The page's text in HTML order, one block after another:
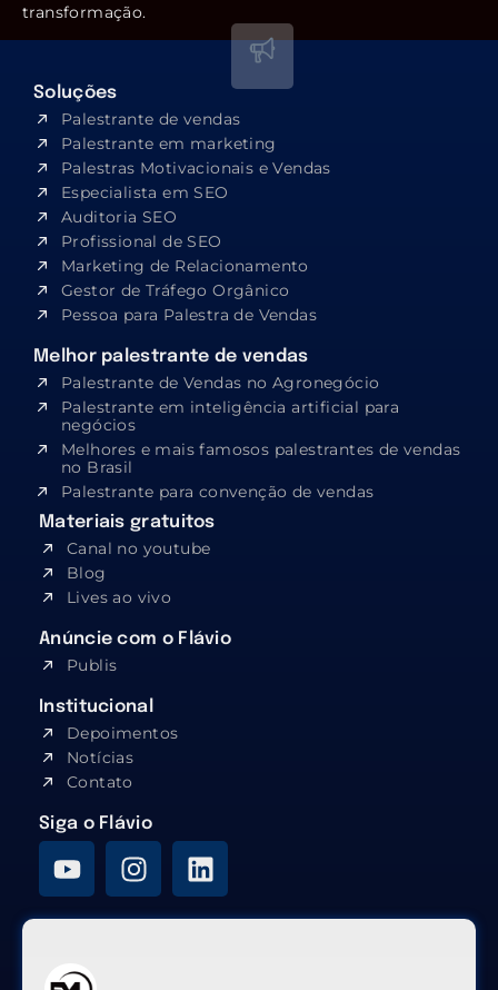
transformação.
Soluções
Palestrante de vendas
Palestrante em marketing
Palestras Motivacionais e Vendas
Especialista em SEO​
Auditoria SEO
Profissional de SEO
Marketing de Relacionamento
Gestor de Tráfego Orgânico
Pessoa para Palestra de Vendas
Melhor palestrante de vendas
Palestrante de Vendas no Agronegócio
Palestrante em inteligência artificial para
negócios
Melhores e mais famosos palestrantes de vendas
no Brasil
Palestrante para convenção de vendas
Materiais gratuitos
Canal no youtube
Blog
Lives ao vivo
Anúncie com o Flávio
Publis
Institucional
Depoimentos
Notícias
Contato
Siga o Flávio